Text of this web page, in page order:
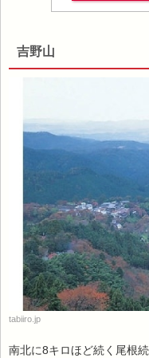
吉野山
tabiiro.jp
南北に8キロほど続く尾根